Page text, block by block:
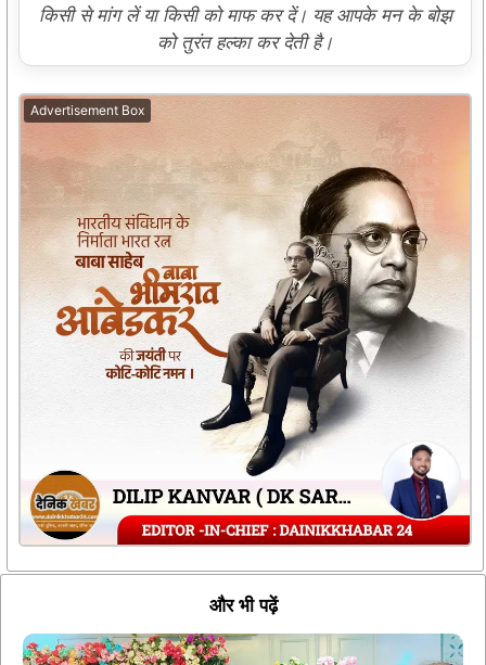
किसी से मांग लें या किसी को माफ कर दें। यह आपके मन के बोझ
को तुरंत हल्का कर देती है।
Advertisement Box
और भी पढ़ें